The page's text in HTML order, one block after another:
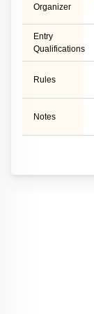
Organizer
Entry
Qualifications
Rules
Notes